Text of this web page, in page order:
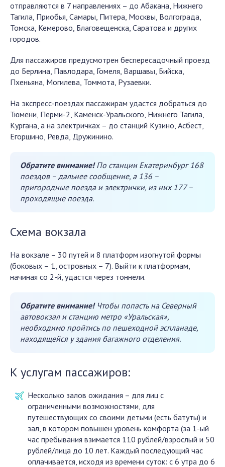
отправляются в 7 направлениях – до Абакана, Нижнего
Тагила, Приобья, Самары, Питера, Москвы, Волгограда,
Томска, Кемерово, Благовещенска, Саратова и других
городов.
Для пассажиров предусмотрен беспересадочный проезд
до Берлина, Павлодара, Гомеля, Варшавы, Бийска,
Пхеньяна, Могилева, Томмота, Рузаевки.
На экспресс-поездах пассажирам удастся добраться до
Тюмени, Перми-2, Каменск-Уральского, Нижнего Тагила,
Кургана, а на электричках – до станций Кузино, Асбест,
Егоршино, Ревда, Дружинино.
Обратите внимание!По станции Екатеринбург 168
поездов – дальнее сообщение, а 136 –
пригородные поезда и электрички, из них 177 –
проходящие поезда.
Схема вокзала
На вокзале – 30 путей и 8 платформ изогнутой формы
(боковых – 1, островных – 7). Выйти к платформам,
начиная со 2-й, удастся через тоннели.
Обратите внимание!Чтобы попасть на Северный
автовокзал и станцию метро «Уральская»,
необходимо пройтись по пешеходной эспланаде,
находящейся у здания багажного отделения.
К услугам пассажиров:
Несколько залов ожидания – для лиц с
ограниченными возможностями, для
путешествующих со своими детьми (есть батуты) и
зал, в котором повышен уровень комфорта (за 1-ый
час пребывания взимается 110 рублей/взрослый и 50
рублей/лица до 10 лет. Каждый последующий час
оплачивается, исходя из времени суток: с 6 утра до 6